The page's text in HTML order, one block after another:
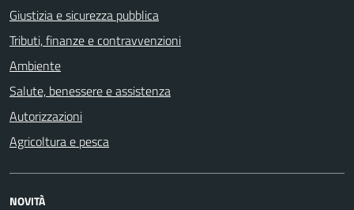
Giustizia e sicurezza pubblica
Tributi, finanze e contravvenzioni
Ambiente
Salute, benessere e assistenza
Autorizzazioni
Agricoltura e pesca
NOVITÀ